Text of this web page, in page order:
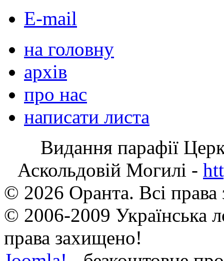
E-mail
на головну
архів
про нас
написати листа
Видання парафії
Аскольдовій Могилі -
© 2026 Оранта. Всі
© 2006-2009 Українська
права захищено!